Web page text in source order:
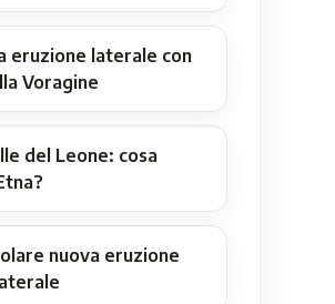
eruzione laterale con
Voragine
del Leone: cosa
nuova eruzione